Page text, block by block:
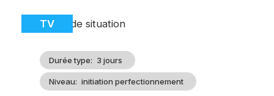
ImageCatégorie
TV
Durée type 3 jours
Niveau initiation perfectionnement